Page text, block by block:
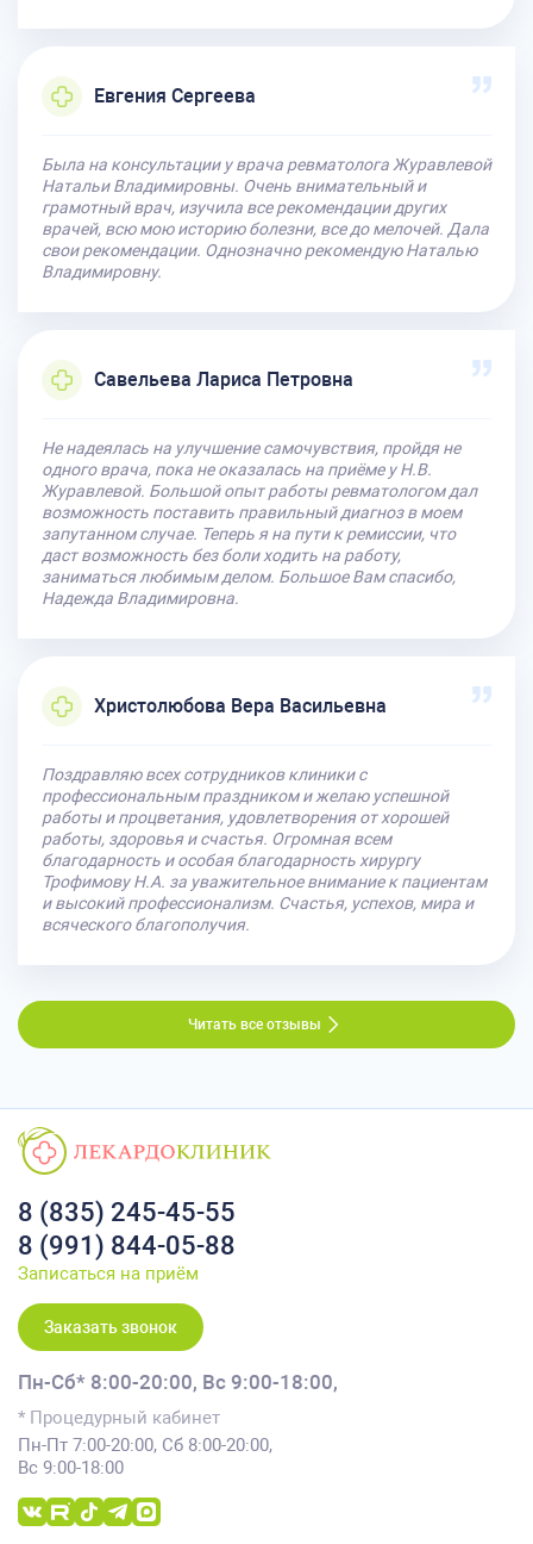
Евгения Сергеева
Была на консультации у врача ревматолога Журавлевой
Натальи Владимировны. Очень внимательный и
грамотный врач, изучила все рекомендации других
врачей, всю мою историю болезни, все до мелочей. Дала
свои рекомендации. Однозначно рекомендую Наталью
Владимировну.
Савельева Лариса Петровна
Не надеялась на улучшение самочувствия, пройдя не
одного врача, пока не оказалась на приёме у Н.В.
Журавлевой. Большой опыт работы ревматологом дал
возможность поставить правильный диагноз в моем
запутанном случае. Теперь я на пути к ремиссии, что
даст возможность без боли ходить на работу,
заниматься любимым делом. Большое Вам спасибо,
Надежда Владимировна.
Христолюбова Вера Васильевна
Поздравляю всех сотрудников клиники с
профессиональным праздником и желаю успешной
работы и процветания, удовлетворения от хорошей
работы, здоровья и счастья. Огромная всем
благодарность и особая благодарность хирургу
Трофимову Н.А. за уважительное внимание к пациентам
и высокий профессионализм. Счастья, успехов, мира и
всяческого благополучия.
Читать все отзывы
8 (835) 245-45-55
8 (991) 844-05-88
Записаться на приём
Заказать звонок
Пн-Сб* 8:00-20:00, Вс 9:00-18:00,
* Процедурный кабинет
Пн-Пт 7:00-20:00, Сб 8:00-20:00,
Вс 9:00-18:00